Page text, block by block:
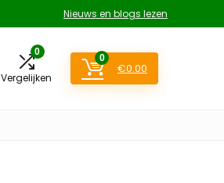
Nieuws en blogs lezen
0
Vergelijken
0
€0.00